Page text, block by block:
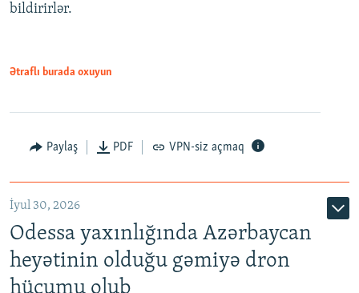
bildirirlər.
Ətraflı burada oxuyun
Paylaş PDF VPN-siz açmaq
İyul 30, 2026
Odessa yaxınlığında Azərbaycan
heyətinin olduğu gəmiyə dron